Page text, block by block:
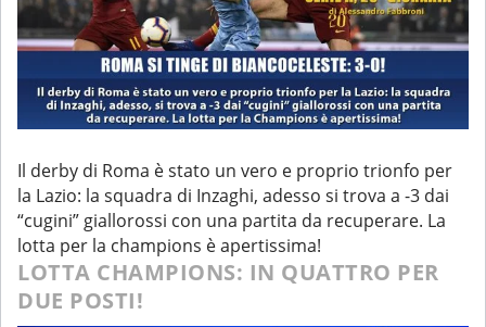
Il derby di Roma è stato un vero e proprio trionfo per
la Lazio: la squadra di Inzaghi, adesso si trova a -3 dai
“cugini” giallorossi con una partita da recuperare. La
lotta per la champions è apertissima!
LOTTA CHAMPIONS: IN QUATTRO PER
DUE POSTI!